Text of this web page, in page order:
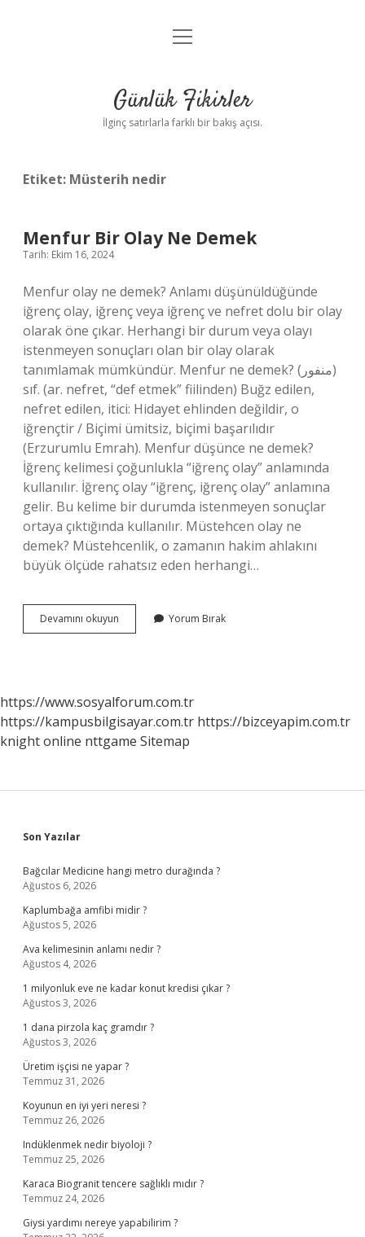
Anasayfa
Yasal Uyarı
menüyü
Günlük Fikirler
İlginç satırlarla farklı bir bakış açısı.
Etiket: Müsterih nedir
Menfur Bir Olay Ne Demek
Tarih: Ekim 16, 2024
Menfur olay ne demek? Anlamı düşünüldüğünde
iğrenç olay, iğrenç veya iğrenç ve nefret dolu bir olay
olarak öne çıkar. Herhangi bir durum veya olayı
istenmeyen sonuçları olan bir olay olarak
tanımlamak mümkündür. Menfur ne demek? (ﻣﻨﻔﻮﺭ)
sıf. (ar. nefret, “def etmek” fiilinden) Buğz edilen,
nefret edilen, itici: Hidayet ehlinden değildir, o
iğrençtir / Biçimi ümitsiz, biçimi başarılıdır
(Erzurumlu Emrah). Menfur düşünce ne demek?
İğrenç kelimesi çoğunlukla “iğrenç olay” anlamında
kullanılır. İğrenç olay “iğrenç, iğrenç olay” anlamına
gelir. Bu kelime bir durumda istenmeyen sonuçlar
ortaya çıktığında kullanılır. Müstehcen olay ne
demek? Müstehcenlik, o zamanın hakim ahlakını
büyük ölçüde rahatsız eden herhangi…
Devamını okuyun
Bir
Yorum Bırak
https://www.sosyalforum.com.tr
https://kampusbilgisayar.com.tr https://bizceyapim.com.tr
knight online nttgame Sitemap
Sidebar
Son Yazılar
Bağcılar Medicine hangi metro durağında ?
Ağustos 6, 2026
Kaplumbağa amfibi midir ?
Ağustos 5, 2026
Ava kelimesinin anlamı nedir ?
Ağustos 4, 2026
1 milyonluk eve ne kadar konut kredisi çıkar ?
Ağustos 3, 2026
1 dana pirzola kaç gramdır ?
Ağustos 3, 2026
Üretim işçisi ne yapar ?
Temmuz 31, 2026
Koyunun en iyi yeri neresi ?
Temmuz 26, 2026
Indüklenmek nedir biyoloji ?
Temmuz 25, 2026
Karaca Biogranit tencere sağlıklı mıdır ?
Temmuz 24, 2026
Giysi yardımı nereye yapabilirim ?